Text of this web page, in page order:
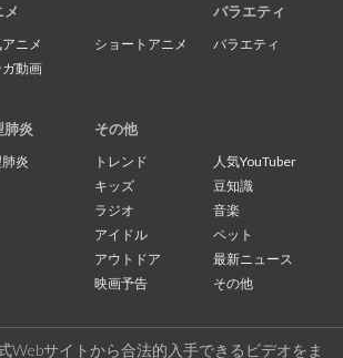
メ
ニメ
ショートアニメ
ガ動画
バラエティ
バラエティ
肺炎
炎
その他
トレンド
人気YouTuber
キッズ
豆知識
ラジオ
音楽
アイドル
ペット
アウトドア
最新ニュース
映画予告
その他
Webサイトから合法的入手できるビデオをま